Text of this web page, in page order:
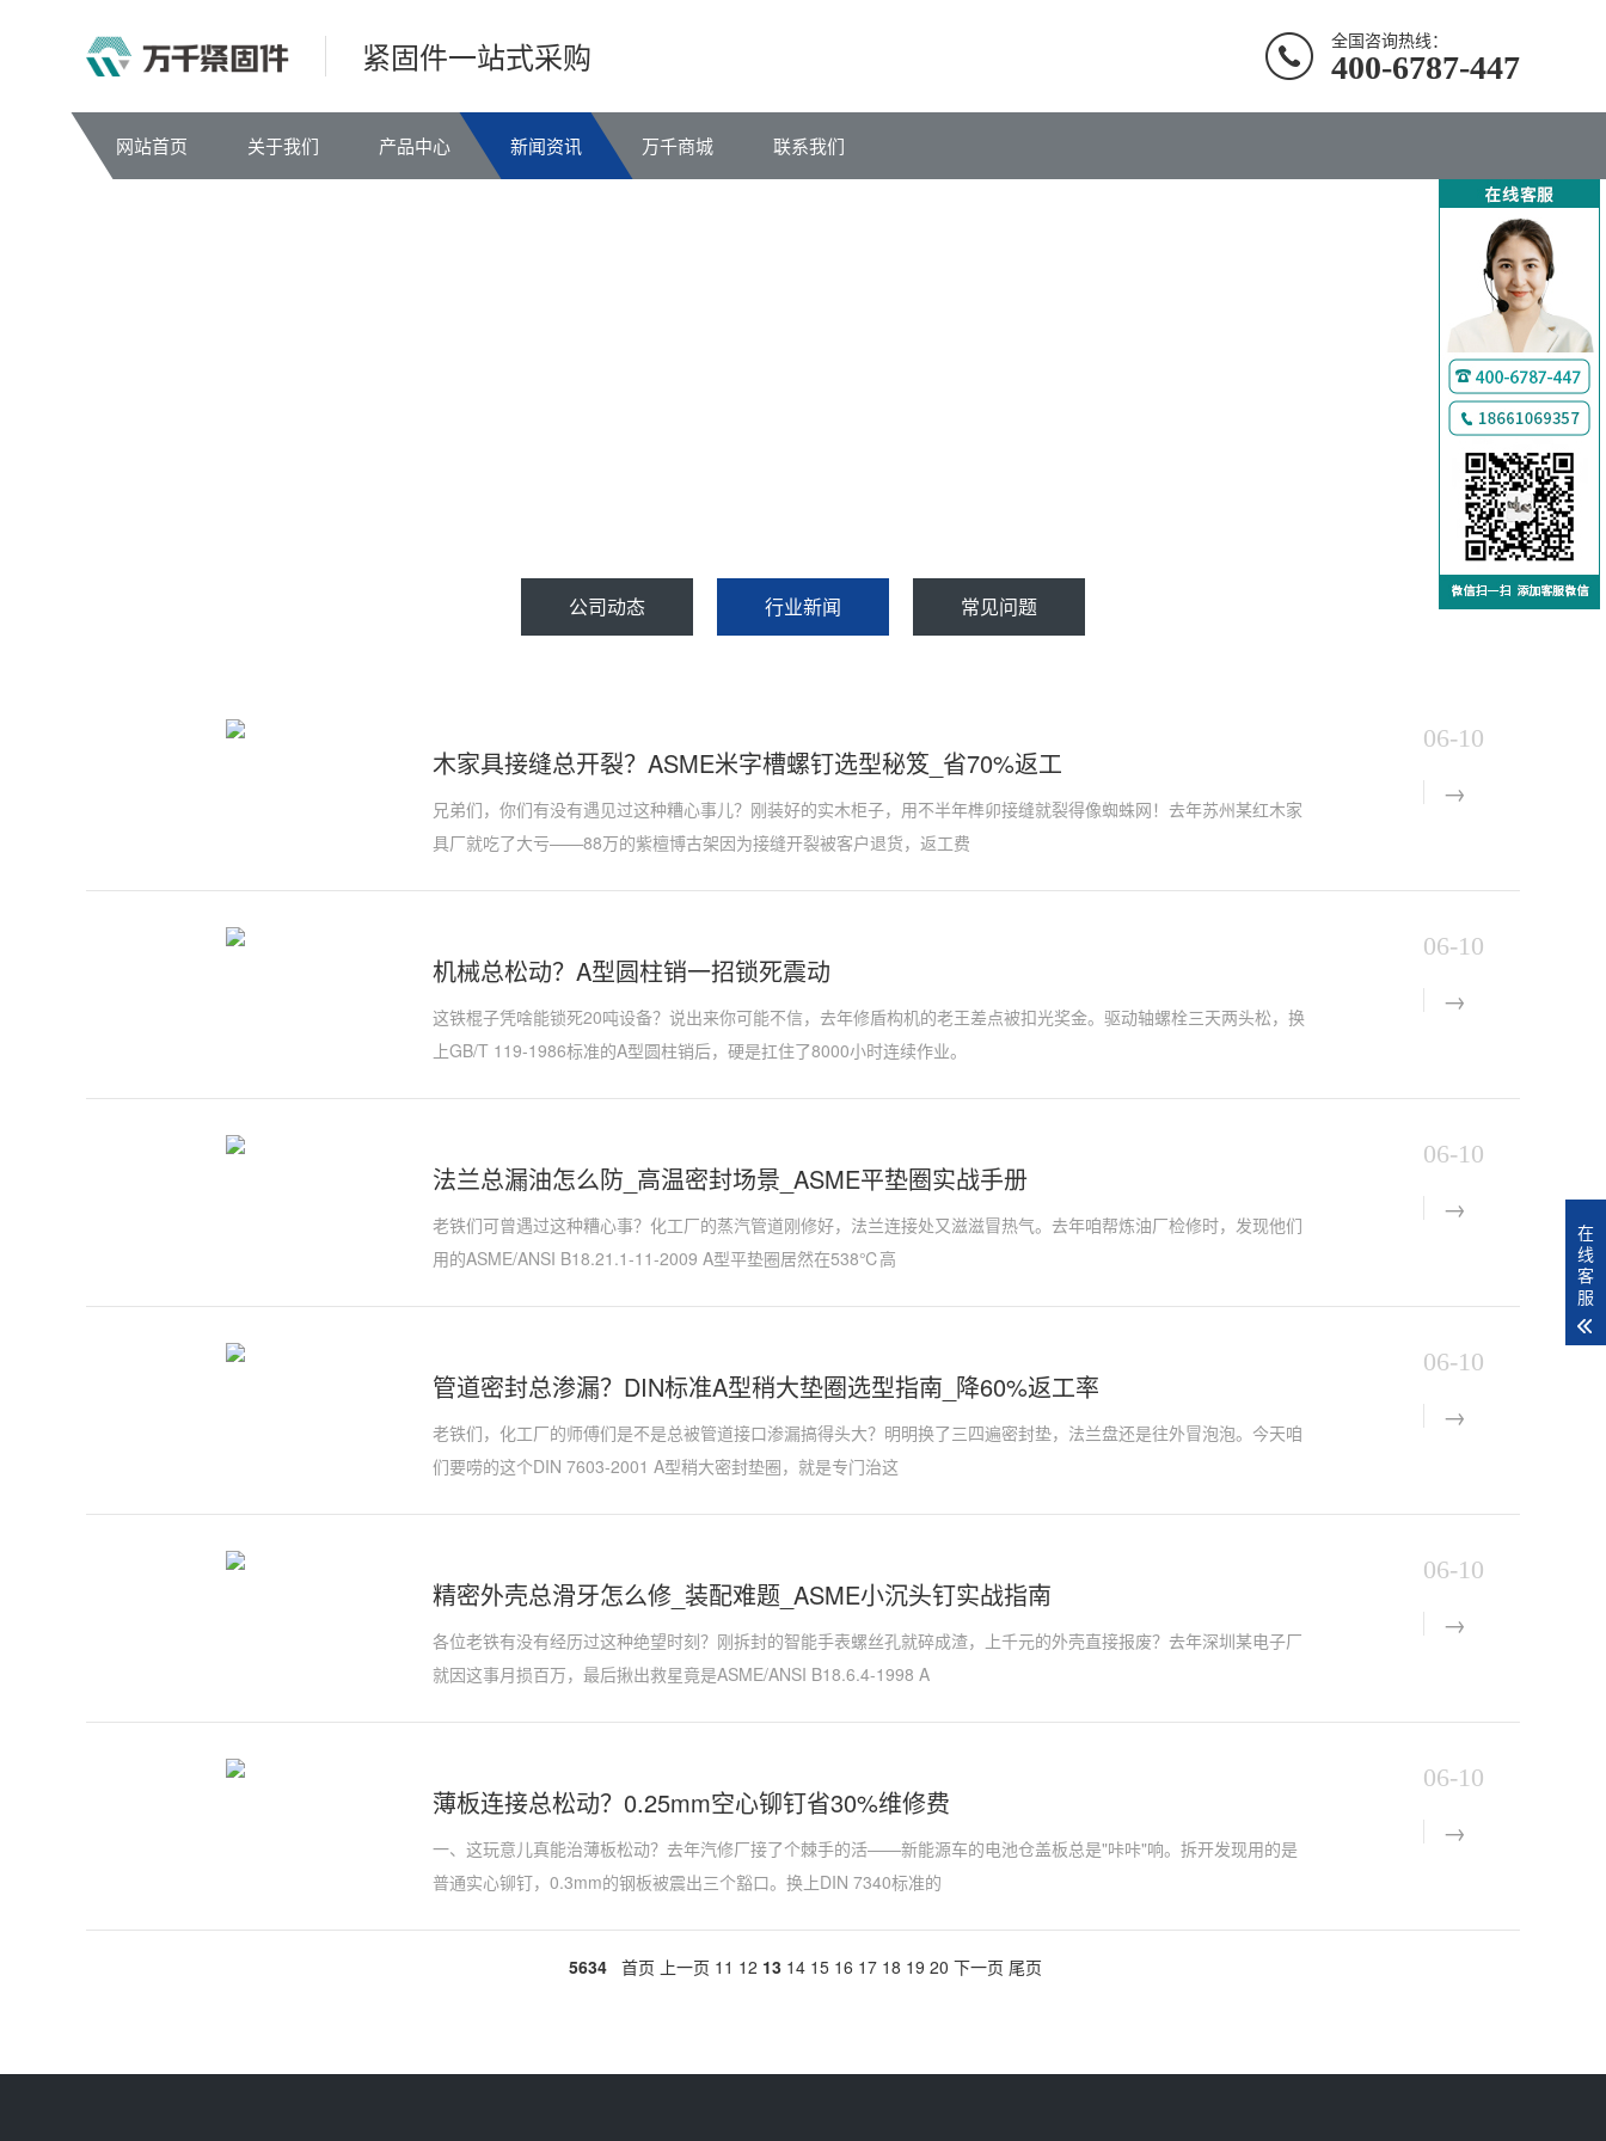
紧固件一站式采购 全国咨询热线：
400-6787-447
网站首页 关于我们 产品中心 新闻资讯 万千商城 联系我们
公司动态 行业新闻 常见问题
木家具接缝总开裂？ASME米字槽螺钉选型秘笈_省70%返工
06-10
兄弟们，你们有没有遇见过这种糟心事儿？刚装好的实木柜子，用不半年榫卯接缝就裂得像蜘蛛网！去年苏州某红木家
具厂就吃了大亏——88万的紫檀博古架因为接缝开裂被客户退货，返工费
机械总松动？A型圆柱销一招锁死震动
06-10
这铁棍子凭啥能锁死20吨设备？说出来你可能不信，去年修盾构机的老王差点被扣光奖金。驱动轴螺栓三天两头松，换
上GB/T 119-1986标准的A型圆柱销后，硬是扛住了8000小时连续作业。
法兰总漏油怎么防_高温密封场景_ASME平垫圈实战手册
06-10
老铁们可曾遇过这种糟心事？化工厂的蒸汽管道刚修好，法兰连接处又滋滋冒热气。去年咱帮炼油厂检修时，发现他们
用的​​ASME/ANSI B18.21.1-11-2009 A型平垫圈​​居然在538℃高
管道密封总渗漏？DIN标准A型稍大垫圈选型指南_降60%返工率
06-10
老铁们，化工厂的师傅们是不是总被管道接口渗漏搞得头大？明明换了三四遍密封垫，法兰盘还是往外冒泡泡。今天咱
们要唠的这个​​DIN 7603-2001 A型稍大密封垫圈​​，就是专门治这
精密外壳总滑牙怎么修_装配难题_ASME小沉头钉实战指南
06-10
各位老铁有没有经历过这种绝望时刻？刚拆封的智能手表螺丝孔就碎成渣，上千元的外壳直接报废？去年深圳某电子厂
就因这事月损百万，最后揪出救星竟是​​ASME/ANSI B18.6.4-1998 A
薄板连接总松动？0.25mm空心铆钉省30%维修费
06-10
一、这玩意儿真能治薄板松动？去年汽修厂接了个棘手的活——新能源车的电池仓盖板总是"咔咔"响。拆开发现用的是
普通实心铆钉，0.3mm的钢板被震出三个豁口。换上DIN 7340标准的
5634 首页 上一页 11 12 13 14 15 16 17 18 19 20 下一页 尾页
在
线
客
服